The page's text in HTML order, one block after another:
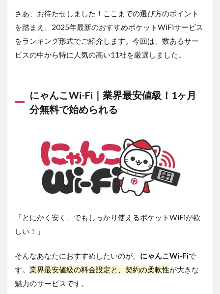
と比
較す
ると
速度
が遅
い
サービス
は速度が
遅い傾向
ポケッ
モバイ
ルWiFi
イント
7.1
量
7.2
5G対
さあ、お待たせしました！ここまでの選び方のポイント
を踏まえ、2025年最新のおすすめポケットWiFiサービス
をランキング形式でご紹介します。今回は、数あるサー
ビスの中から特に人気の高い11社を厳選しました。
にゃんこWi-Fi｜業界最安値級！1ヶ月
分無料で始められる
「とにかく安く、でもしっかり使えるポケットWiFiが欲
しい！」
そんなあなたにおすすめしたいのが、 にゃんこWi-Fiで
す。 業界最安値級の料金設定と、契約の柔軟性が大きな
魅力のサービスです。